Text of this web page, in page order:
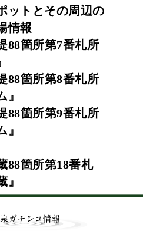
ットとその周辺の
情報
88箇所第7番札所
88箇所第8番札所
』
88箇所第9番札所
』
88箇所第18番札